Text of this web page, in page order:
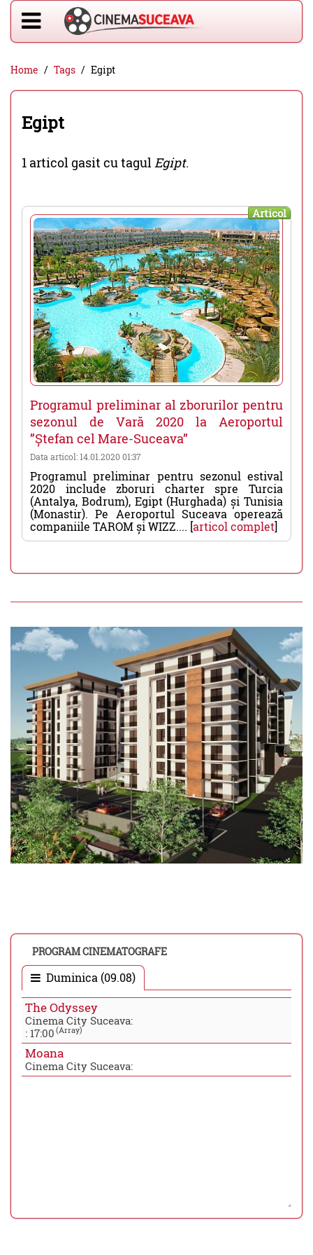
Home Tags Egipt
Egipt
1 articol gasit cu tagulEgipt.
Articol
Programul preliminar al zborurilor pentru
sezonul de Vară 2020 la Aeroportul
”Ștefan cel Mare-Suceava”
Data articol: 14.01.2020 01:37
Programul preliminar pentru sezonul estival
2020 include zboruri charter spre Turcia
(Antalya, Bodrum), Egipt (Hurghada) și Tunisia
(Monastir). Pe Aeroportul Suceava operează
companiile TAROM și WIZZ.... [articol complet]
PROGRAM CINEMATOGRAFE
Duminica (09.08)
The Odyssey
Cinema City Suceava:
: 17:00 (Array)
Moana
Cinema City Suceava: